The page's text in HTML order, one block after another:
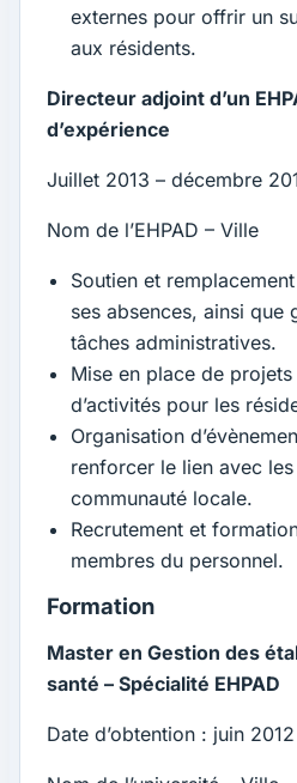
externes pour offrir un
aux résidents.
Directeur adjoint d’un
d’expérience
Juillet 2013 – décembre
Nom de l’EHPAD – Ville
Soutien et
ses absences, ainsi que
tâches administratives.
Mise en place de projets
d’activités pour les
Organisation
renforcer le lien avec
communauté locale.
Recrutement et
membres du personnel.
Formation
Master en Gestion des
santé – Spécialité EHPAD
Date d’obtention : juin 2012